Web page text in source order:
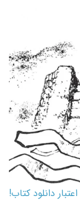
کارت اعتباری کتاب دانلود با 10,000,000 اعتبار دانلود کتاب!